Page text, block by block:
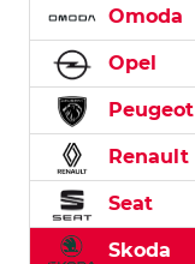
Omoda
Opel
Peugeot
Renault
Seat
Skoda